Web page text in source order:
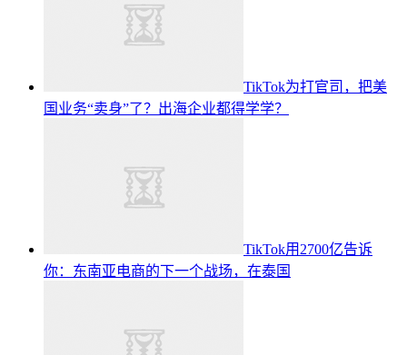
TikTok为打官司，把美
国业务“卖身”了？出海企业都得学学？
TikTok用2700亿告诉
你：东南亚电商的下一个战场，在泰国